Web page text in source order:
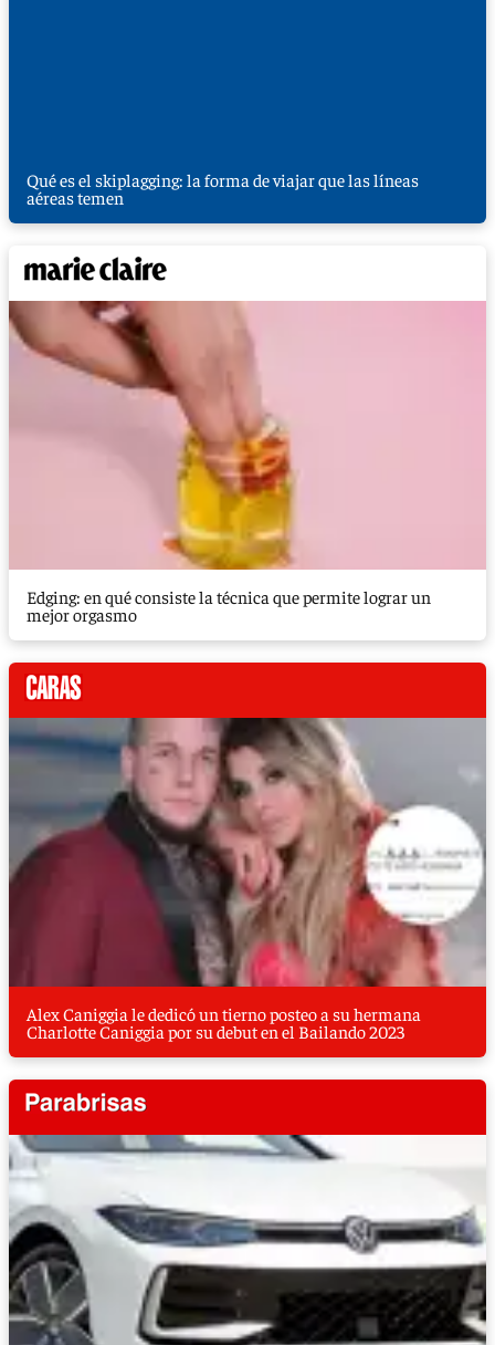
Qué es el skiplagging: la forma de viajar que las líneas
aéreas temen
Edging: en qué consiste la técnica que permite lograr un
mejor orgasmo
Alex Caniggia le dedicó un tierno posteo a su hermana
Charlotte Caniggia por su debut en el Bailando 2023